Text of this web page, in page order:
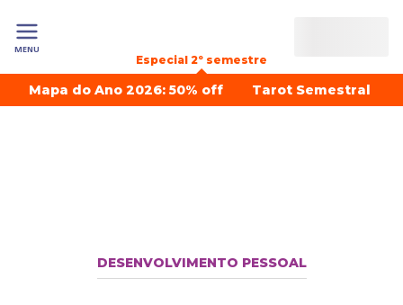
MENU
Especial 2º semestre
Mapa do Ano 2026: 50% off Tarot Semestral
DESENVOLVIMENTO PESSOAL